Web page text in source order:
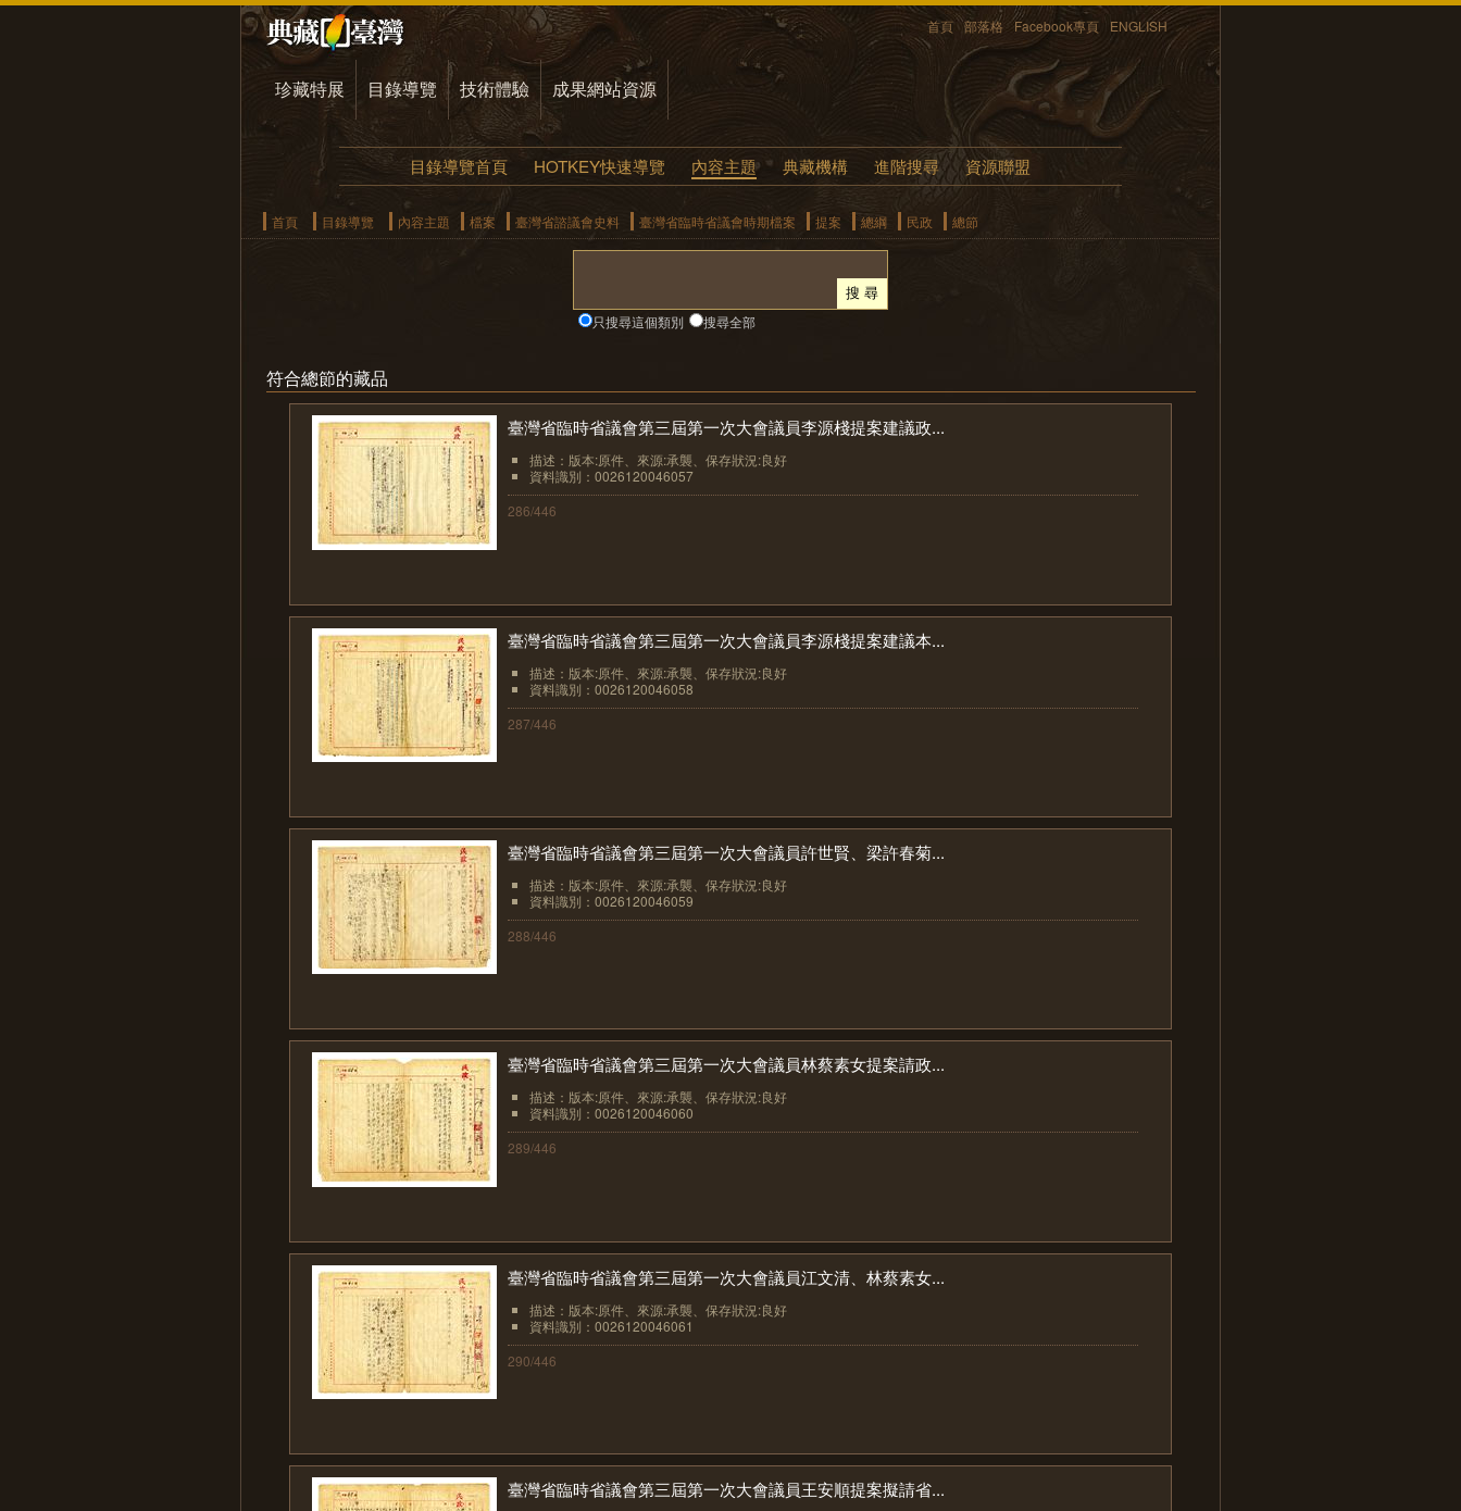
首頁 部落格 Facebook專頁 ENGLISH
珍藏特展 目錄導覽 技術體驗 成果網站資源
目錄導覽首頁 HOTKEY快速導覽 內容主題 典藏機構 進階搜尋 資源聯盟
首頁 目錄導覽 內容主題 檔案 臺灣省諮議會史料 臺灣省臨時省議會時期檔案 提案 總綱 民政 總節
只搜尋這個類別 搜尋全部
符合總節的藏品
臺灣省臨時省議會第三屆第一次大會議員李源棧提案建議政...
描述：版本:原件、來源:承襲、保存狀況:良好
資料識別：0026120046057
286/446
臺灣省臨時省議會第三屆第一次大會議員李源棧提案建議本...
描述：版本:原件、來源:承襲、保存狀況:良好
資料識別：0026120046058
287/446
臺灣省臨時省議會第三屆第一次大會議員許世賢、梁許春菊...
描述：版本:原件、來源:承襲、保存狀況:良好
資料識別：0026120046059
288/446
臺灣省臨時省議會第三屆第一次大會議員林蔡素女提案請政...
描述：版本:原件、來源:承襲、保存狀況:良好
資料識別：0026120046060
289/446
臺灣省臨時省議會第三屆第一次大會議員江文清、林蔡素女...
描述：版本:原件、來源:承襲、保存狀況:良好
資料識別：0026120046061
290/446
臺灣省臨時省議會第三屆第一次大會議員王安順提案擬請省...